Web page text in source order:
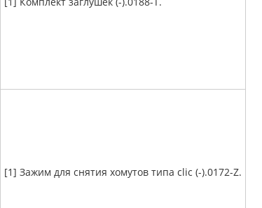
[1] Зажим для снятия хомутов типа clic (-).0172-Z.